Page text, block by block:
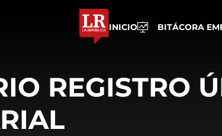
INICIO BITÁCORA
REGISTRO